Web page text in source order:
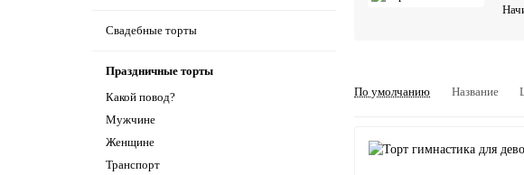
Свадебные торты
Праздничные торты
Какой повод?
Мужчине
Женщине
Транспорт
По умолчанию Название